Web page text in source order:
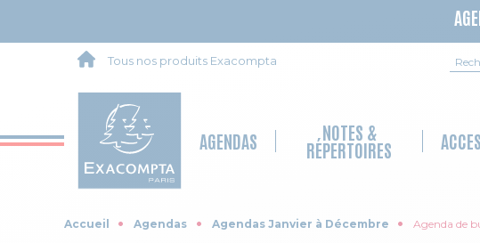
Tous nos produits Exacompta
AGENDAS NOTES &
RÉPERTOIRES
Accueil Agendas Agendas Janvier à Décembre Agenda de